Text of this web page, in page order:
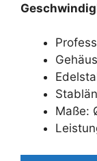
Maße: